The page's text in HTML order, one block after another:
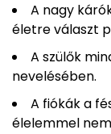
A nagy
életre választ
A szülők
nevelésében.
A fiókák a
élelemmel